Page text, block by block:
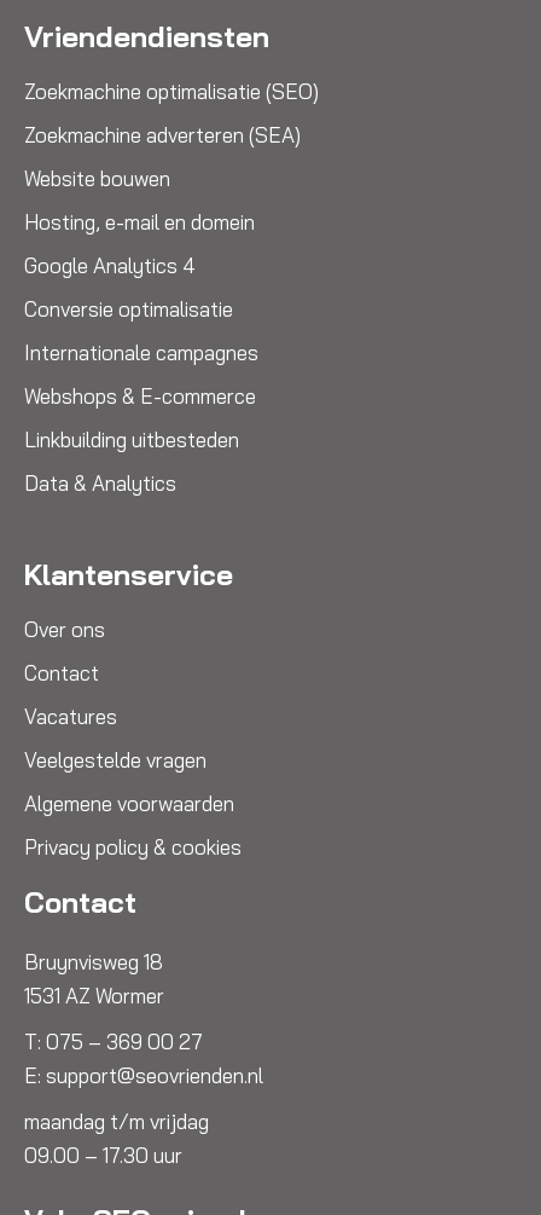
Vriendendiensten
Zoekmachine optimalisatie (SEO)
Zoekmachine adverteren (SEA)
Website bouwen
Hosting, e-mail en domein
Google Analytics 4
Conversie optimalisatie
Internationale campagnes
Webshops & E-commerce
Linkbuilding uitbesteden
Data & Analytics
Klantenservice
Over ons
Contact
Vacatures
Veelgestelde vragen
Algemene voorwaarden
Privacy policy & cookies
Contact
Bruynvisweg 18
1531 AZ Wormer
T: 075 – 369 00 27
E: support@seovrienden.nl
maandag t/m vrijdag
09.00 – 17.30 uur